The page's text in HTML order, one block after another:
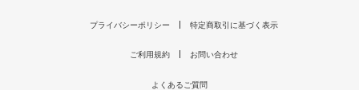
プライバシーポリシー 特定商取引に基づく表示
ご利用規約 お問い合わせ
よくあるご質問